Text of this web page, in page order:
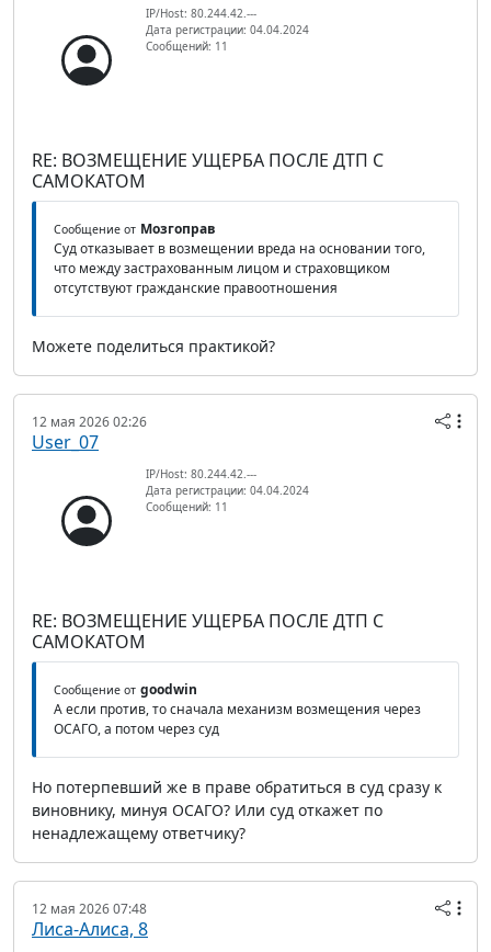
IP/Host: 80.244.42.---
Дата регистрации: 04.04.2024
Сообщений: 11
RE: ВОЗМЕЩЕНИЕ УЩЕРБА ПОСЛЕ ДТП С
САМОКАТОМ
Сообщение от Мозгоправ
Суд отказывает в возмещении вреда на основании того,
что между застрахованным лицом и страховщиком
отсутствуют гражданские правоотношения
Можете поделиться практикой?
12 мая 2026 02:26
User_07
IP/Host: 80.244.42.---
Дата регистрации: 04.04.2024
Сообщений: 11
RE: ВОЗМЕЩЕНИЕ УЩЕРБА ПОСЛЕ ДТП С
САМОКАТОМ
Сообщение от goodwin
А если против, то сначала механизм возмещения через
ОСАГО, а потом через суд
Но потерпевший же в праве обратиться в суд сразу к
виновнику, минуя ОСАГО? Или суд откажет по
ненадлежащему ответчику?
12 мая 2026 07:48
Лиса-Алиса, 8